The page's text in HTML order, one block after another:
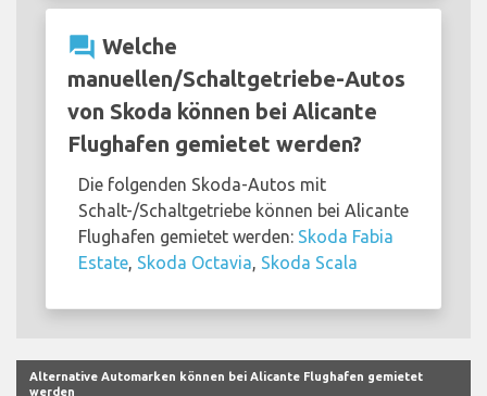
question_answer Welche
manuellen/Schaltgetriebe-Autos
von Skoda können bei Alicante
Flughafen gemietet werden?
Die folgenden Skoda-Autos mit
Schalt-/Schaltgetriebe können bei Alicante
Flughafen gemietet werden: Skoda Fabia
Estate Skoda Octavia Skoda Scala
Alternative Automarken können bei Alicante Flughafen gemietet
werden